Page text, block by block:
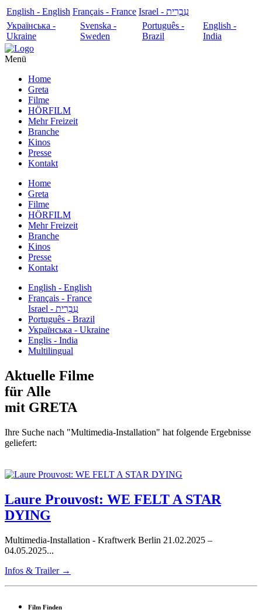
English - English Français - France
עִבְרִית - Israel
Українська -
Ukraine
Svenska -
Sweden
Português -
Brazil
English -
India
Menü
Home
Greta
Filme
HÖRFILM
Mehr Freizeit
Branche
Kinos
Presse
Kontakt
Home
Greta
Filme
HÖRFILM
Mehr Freizeit
Branche
Kinos
Presse
Kontakt
English - English
Français - France
עִבְרִית - Israel
Português - Brazil
Українська - Ukraine
Englis - India
Multilingual
Aktuelle Filme
für Alle
mit GRETA
Ihre Suche nach "Multimedia-Installation" hat folgende Ergebnisse
geliefert:
Laure Prouvost: WE FELT A STAR
DYING
Multimedia-Installation - Kraftwerk Berlin 21.02.2025 –
04.05.2025...
Infos & Trailer →
Film Finden